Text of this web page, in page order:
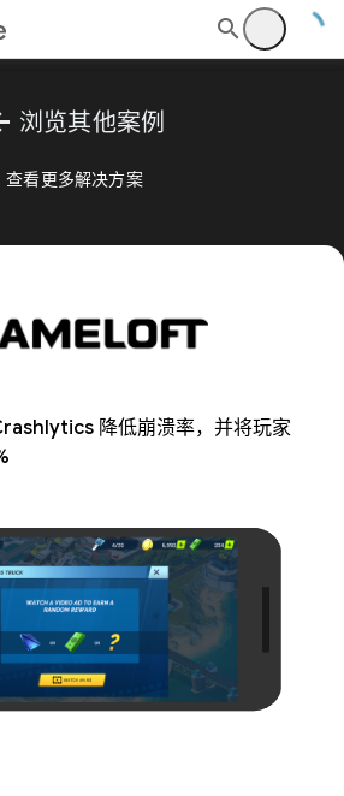
浏览其他案例
查看更多解决方案
降低崩溃率，并将玩家